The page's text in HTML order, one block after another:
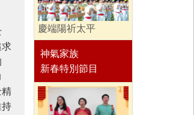
求
精
持
慶端陽祈太平
神氣家族
新春特別節目